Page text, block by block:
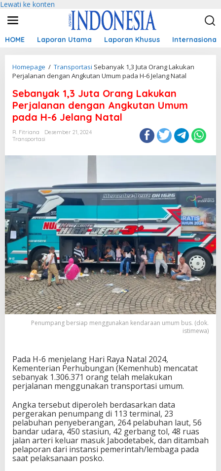
Lewati ke konten
HOME Laporan Utama Laporan Khusus Internasional
Homepage / Transportasi Sebanyak 1,3 Juta Orang Lakukan
Perjalanan dengan Angkutan Umum pada H-6 Jelang Natal
Sebanyak 1,3 Juta Orang Lakukan
Perjalanan dengan Angkutan Umum
pada H-6 Jelang Natal
R. Fitriana
Desember 21, 2024
Transportasi
Penumpang bersiap menggunakan kendaraan umum bus. (dok.
istimewa)
Pada H-6 menjelang Hari Raya Natal 2024,
Kementerian Perhubungan (Kemenhub) mencatat
sebanyak 1.306.371 orang telah melakukan
perjalanan menggunakan transportasi umum.
Angka tersebut diperoleh berdasarkan data
pergerakan penumpang di 113 terminal, 23
pelabuhan penyeberangan, 264 pelabuhan laut, 56
bandar udara, 450 stasiun, 42 gerbang tol, 48 ruas
jalan arteri keluar masuk Jabodetabek, dan ditambah
pelaporan dari instansi pemerintah/lembaga pada
saat pelaksanaan posko.